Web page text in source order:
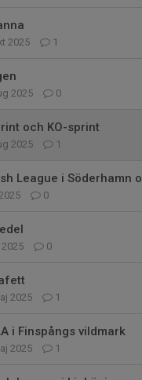
2025 1
2025 0
och KO-sprint
2025 1
0
0
2025 1
i Finspångs vildmark
2025 1